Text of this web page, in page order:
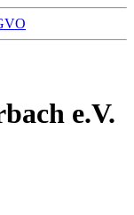
e.V.